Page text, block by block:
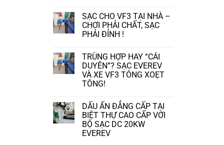
CẦN
THIẾT
TRONG
THỜI
ĐIỆN.
EVEREV
–
GIẢI
PHÁP
DOANH
NGHIỆP
XUẤT
KHẨU
TOÀN
CẦU
bình
luận
ở
XẢ
TẾT
–
SẠC
NHANH
HƠN,
RẺ
VỚI
EVEREV!
SẠC CHO VF3 TẠI NHÀ –
CHƠI PHẢI CHẤT, SẠC
PHẢI ĐỈNH !
bình
luận
ở
SẠC
CHO
NHÀ
–
CHƠI
PHẢI
CHẤT,
SẠC
TRÙNG HỢP HAY “CÁI
DUYÊN”? SẠC EVEREV
VÀ XE VF3 TÔNG XOẸT
TÔNG!
bình
luận
ở
TRÙNG
HỢP
DẤU ẤN ĐẲNG CẤP TẠI
BIỆT THỰ CAO CẤP VỚI
BỘ SẠC DC 20KW
EVEREV